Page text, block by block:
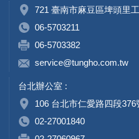
721 臺南市麻豆區埤頭里
06-5703211
06-5703382
service@tungho.com.tw
台北辦公室 :
106 台北市仁愛路四段376
02-27001840